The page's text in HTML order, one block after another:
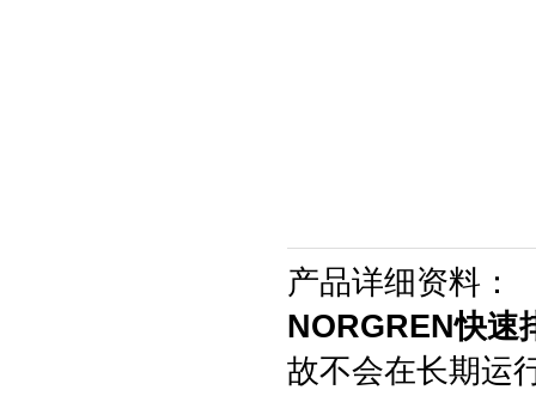
产品详细资料：
NORGREN快速
故不会在长期运